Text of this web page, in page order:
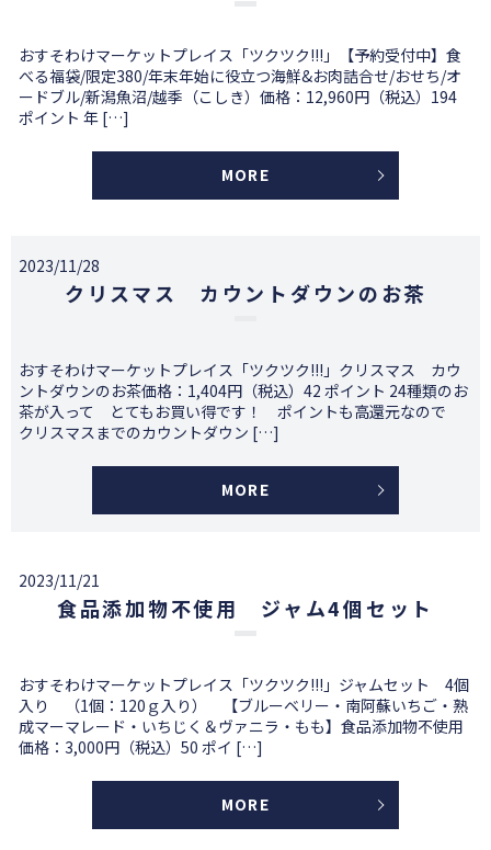
おすそわけマーケットプレイス「ツクツク!!!」【予約受付中】食
べる福袋/限定380/年末年始に役立つ海鮮&お肉詰合せ/おせち/オ
ードブル/新潟魚沼/越季（こしき）価格：12,960円（税込）194
ポイント 年 […]
MORE
2023/11/28
クリスマス カウントダウンのお茶
おすそわけマーケットプレイス「ツクツク!!!」クリスマス カウ
ントダウンのお茶価格：1,404円（税込）42 ポイント 24種類のお
茶が入って とてもお買い得です！ ポイントも高還元なので
クリスマスまでのカウントダウン […]
MORE
2023/11/21
食品添加物不使用 ジャム4個セット
おすそわけマーケットプレイス「ツクツク!!!」ジャムセット 4個
入り （1個：120ｇ入り） 【ブルーベリー・南阿蘇いちご・熟
成マーマレード・いちじく＆ヴァニラ・もも】食品添加物不使用
価格：3,000円（税込）50 ポイ […]
MORE